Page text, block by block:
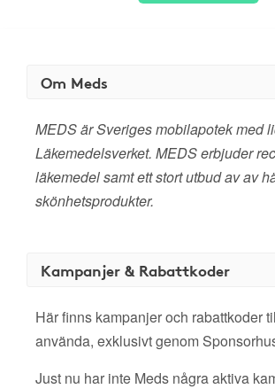
Om Meds
MEDS är Sveriges mobilapotek med
Läkemedelsverket. MEDS erbjuder
läkemedel samt ett stort utbud av av
skönhetsprodukter.
Kampanjer & Rabattkoder
Här finns kampanjer och rabattkoder
använda, exklusivt genom
Just nu har inte Meds några aktiva